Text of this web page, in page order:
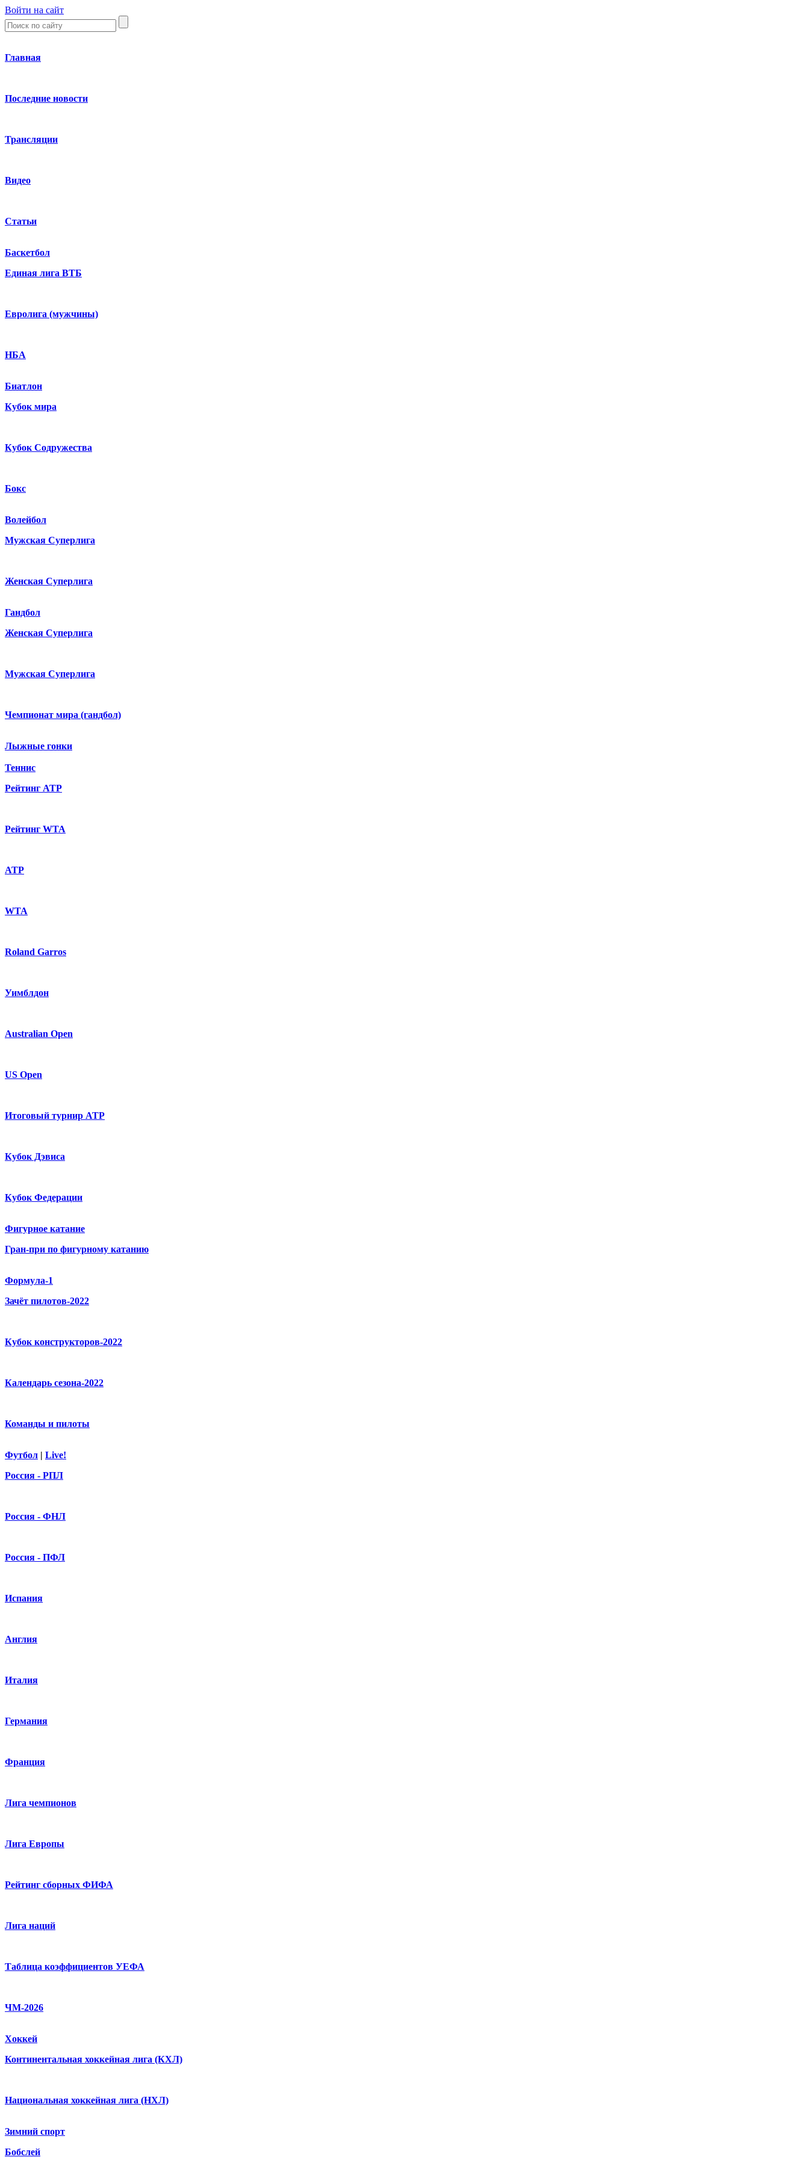
Войти на сайт
Главная
Последние новости
Трансляции
Видео
Статьи
Баскетбол
Единая лига ВТБ
Евролига (мужчины)
НБА
Биатлон
Кубок мира
Кубок Содружества
Бокс
Волейбол
Мужская Суперлига
Женская Суперлига
Гандбол
Женская Суперлига
Мужская Суперлига
Чемпионат мира (гандбол)
Лыжные гонки
Теннис
Рейтинг ATP
Рейтинг WTA
ATP
WTA
Roland Garros
Уимблдон
Australian Open
US Open
Итоговый турнир ATP
Кубок Дэвиса
Кубок Федерации
Фигурное катание
Гран-при по фигурному катанию
Формула-1
Зачёт пилотов-2022
Кубок конструкторов-2022
Календарь сезона-2022
Команды и пилоты
Футбол | Live!
Россия - РПЛ
Россия - ФНЛ
Россия - ПФЛ
Испания
Англия
Италия
Германия
Франция
Лига чемпионов
Лига Европы
Рейтинг сборных ФИФА
Лига наций
Таблица коэффициентов УЕФА
ЧМ-2026
Хоккей
Континентальная хоккейная лига (КХЛ)
Национальная хоккейная лига (НХЛ)
Зимний спорт
Бобслей